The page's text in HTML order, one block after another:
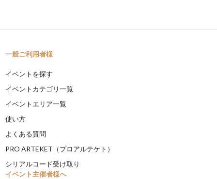
一般ご利用者様
イベントを探す
イベントカテゴリ一覧
イベントエリア一覧
使い方
よくある質問
PRO ARTEKET（プロアルテケト）
シリアルコード受け取り
イベント主催者様へ